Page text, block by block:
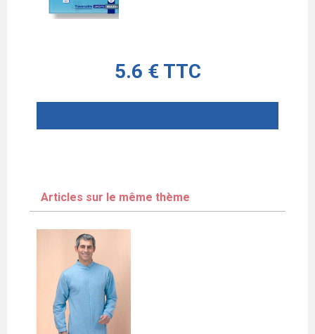
5.6 € TTC
Articles sur le même thème